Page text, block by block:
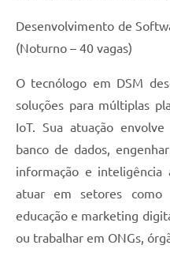
Desenvolvimento de
(Noturno – 40 vagas)
O tecnólogo em DSM
soluções para múltiplas
IoT. Sua atuação
banco de dados,
informação e
atuar em setores como
educação e marketing
ou trabalhar em ONGs,